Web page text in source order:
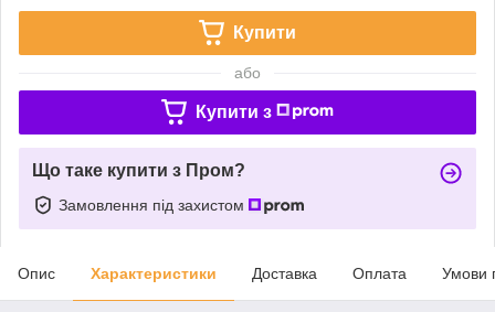
Купити
або
Купити з
Що таке купити з Пром?
Замовлення під захистом
Опис Характеристики Доставка Оплата Умови